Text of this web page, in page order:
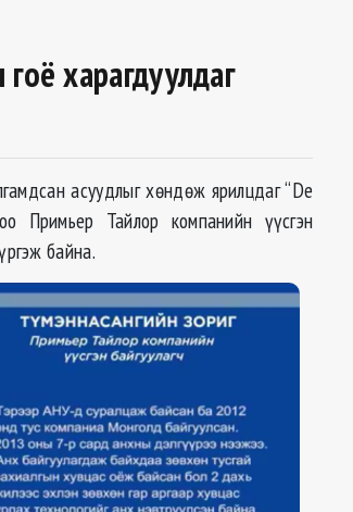
харагдуулдаг
асуудлыг хөндөж ярилцдаг “De
Примьер Тайлор компанийн үүсгэн
байна.